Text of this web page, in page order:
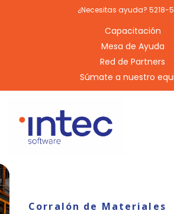
¿Necesitas ayuda? 5218-
Capacitación
Mesa de Ayuda
Red de Partners
Súmate a nuestro
Corralón de Materiales